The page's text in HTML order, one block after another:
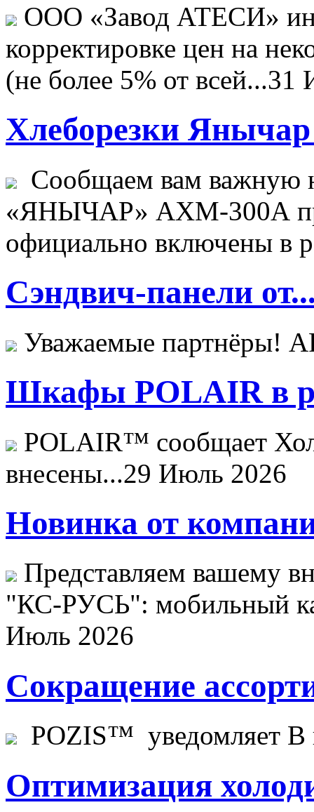
ООО «Завод АТЕСИ»
корректировке цен на
(не более 5% от всей...31
Хлеборезки Янычар
Сообщаем вам важную
«ЯНЫЧАР» АХМ-300А
официально включены в
Сэндвич-панели
Уважаемые
Шкафы POLAIR в
POLAIR™ сообщает
внесены...29 Июль 2026
Новинка от
Представляем вашему
"КС-РУСЬ": мобильный
Июль 2026
Сокращение
POZIS™ уведомляет В
Оптимизация